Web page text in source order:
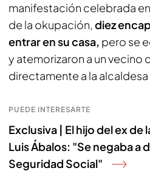
manifestación celebrada
de la okupación, diez
entrar en su casa, pero se
y atemorizaron a un vecino
directamente a la
PUEDE INTERESARTE
Exclusiva | El hijo del ex de
Luis Ábalos: "Se negaba a
Seguridad Social"